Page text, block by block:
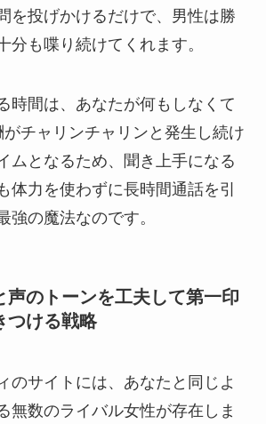
を投げかけるだけで、男性は勝
分も喋り続けてくれます。
時間は、あなたが何もしなくて
がチャリンチャリンと発生し続け
ムとなるため、聞き上手になる
体力を使わずに長時間通話を引
強の魔法なのです。
声のトーンを工夫して第一印
つける戦略
のサイトには、あなたと同じよ
無数のライバル女性が存在しま